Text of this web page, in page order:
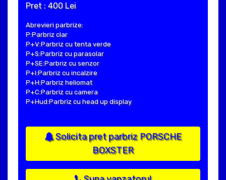
Pret : 400 Lei
Abrevieri parbrize:
P:Parbriz clar
P+V:Parbriz cu tenta verde
P+S:Parbriz cu parasolar
P+SE:Parbriz cu senzor
P+I:Parbriz cu incalzire
P+H:Parbriz heliomat
P+C:Parbriz cu camera
P+Hud:Parbriz cu head up display
Solicita pret parbriz PORSCHE
BOXSTER